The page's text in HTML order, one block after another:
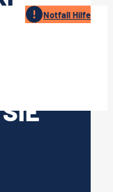
Notfall Hilfe